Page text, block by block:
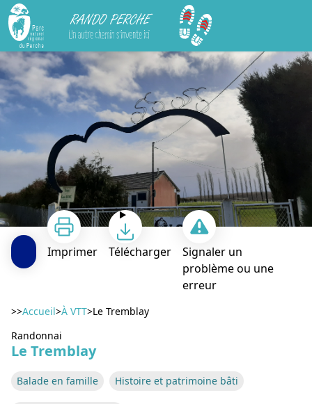
Rando Perche
Le Tremblay
Imprimer Télécharger
Signaler un
problème ou une
erreur
>>Accueil>À VTT>Le Tremblay
Randonnai
Le Tremblay
Balade en famille Histoire et patrimoine bâti